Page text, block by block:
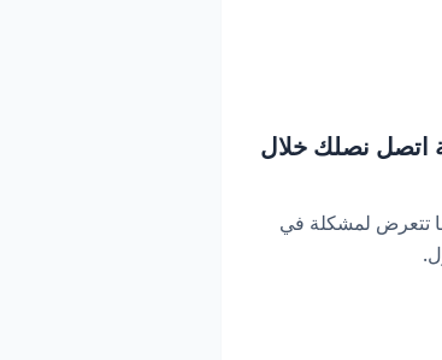
دبي | خدمة 24 ساعة اتصل نصلك خلال
تتعرض لمشكلة في